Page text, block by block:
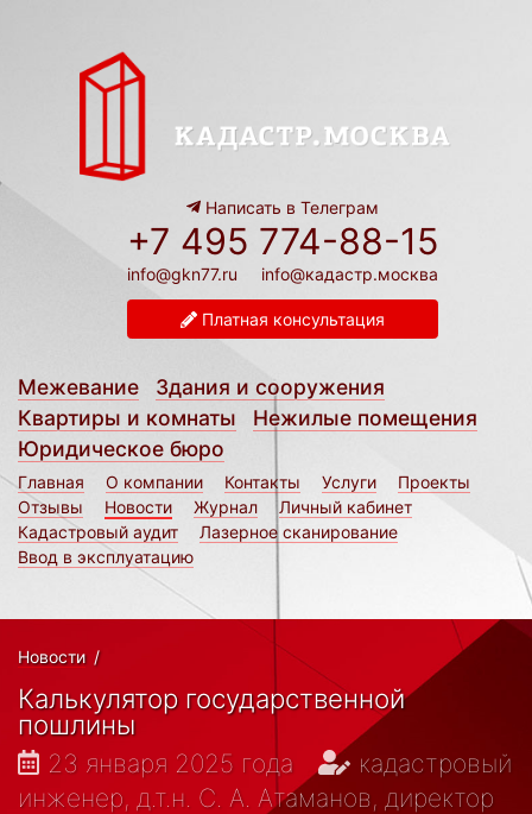
Написать в Телеграм
+7 495 774-88-15
info@gkn77.ru info@кадастр.москва
Платная консультация
Межевание
Здания и сооружения
Квартиры и комнаты
Нежилые помещения
Юридическое бюро
Главная О компании Контакты Услуги
Проекты
Отзывы
Новости Журнал
Личный кабинет
Кадастровый аудит
Лазерное сканирование
Ввод в эксплуатацию
Новости /
Калькулятор государственной
пошлины
23 января 2025 года
кадастровый
инженер, д.т.н. С. А. Атаманов, директор